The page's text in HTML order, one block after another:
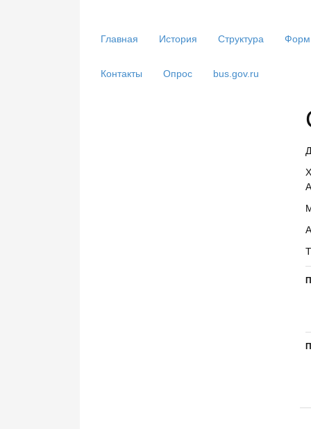
Главная История Структура
Контакты Опрос bus.gov.ru